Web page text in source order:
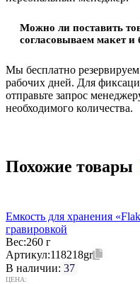
Можно ли поставить
согласовываем макет и
Мы бесплатно
рабочих дней. Для
отправьте запрос
необходимого количества.
Похожие товары
Eмкость для хранения
гравировкой
Вес:260 г
Артикул:118218gr
В наличии: 37
ЦЕНА: